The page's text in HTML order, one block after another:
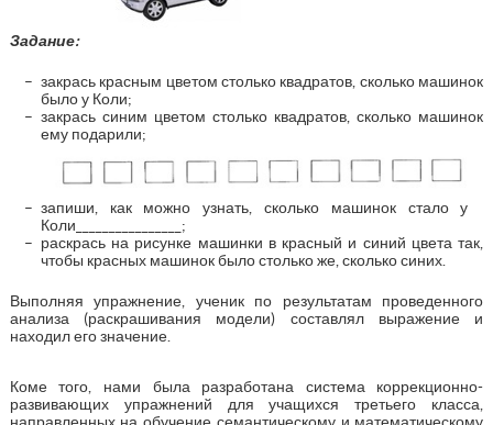
Задание:
закрась красным цветом столько квадратов, сколько машинок
было у Коли;
закрась синим цветом столько квадратов, сколько машинок
ему подарили;
запиши, как можно узнать, сколько машинок стало у
Коли________________;
раскрась на рисунке машинки в красный и синий цвета так,
чтобы красных машинок было столько же, сколько синих.
Выполняя упражнение, ученик по результатам проведенного
анализа (раскрашивания модели) составлял выражение и
находил его значение.
Коме того, нами была разработана система коррекционно-
развивающих упражнений для учащихся третьего класса,
направленных на обучение семантическому и математическому